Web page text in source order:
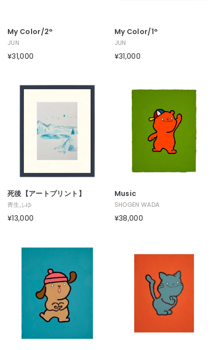
My Color/2°
JUN
¥31,000
My Color/1°
JUN
¥31,000
死後【アートプリント】
靑生ふゆ
¥13,000
Music
SHOGEN WADA
¥38,000